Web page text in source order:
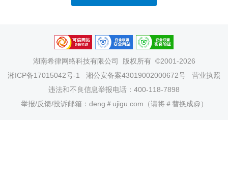
湖南希律网络科技有限公司
版权所有 ©2001-2026
湘ICP备17015042号-1
湘公安备案43019002000672号
营业执照
违法和不良信息举报电话：400-118-7898
举报/反馈/投诉邮箱：deng＃ujigu.com（请将＃替换成@）